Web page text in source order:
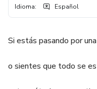
Idioma: Español
Si estás pasando por
o sientes que todo se